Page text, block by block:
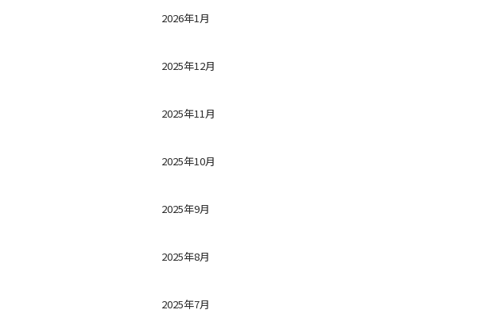
2026年1月
2025年12月
2025年11月
2025年10月
2025年9月
2025年8月
2025年7月